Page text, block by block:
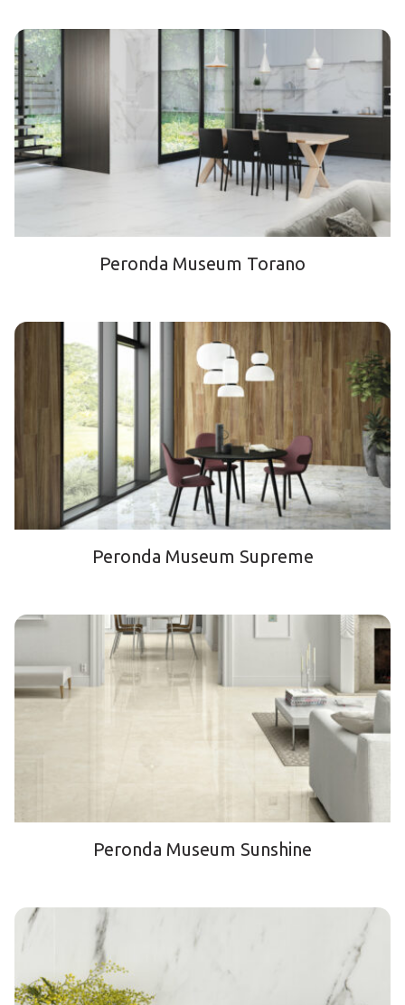
Peronda Museum Torano
Peronda Museum Supreme
Peronda Museum Sunshine